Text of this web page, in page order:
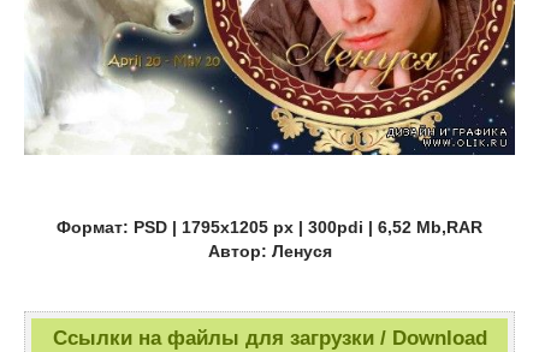
Формат: PSD | 1795x1205 px | 300pdi | 6,52 Mb,RAR
Автор: Ленуся
Ссылки на файлы для загрузки / Download